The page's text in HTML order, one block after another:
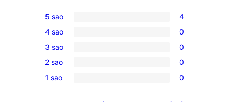
4
5-
star
reviews
5 sao 4
0
4-
star
reviews
4 sao 0
0
3-
star
3 sao 0
0
2-
2 sao 0
0
1 sao 0